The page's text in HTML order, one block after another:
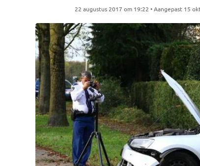
22 augustus 2017 om 19:22 • Aangepast 15